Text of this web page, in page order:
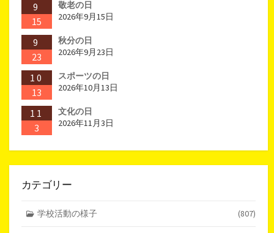
9
15
敬老の日
2026年9月15日
9
23
秋分の日
2026年9月23日
10
13
スポーツの日
2026年10月13日
11
3
文化の日
2026年11月3日
カテゴリー
学校活動の様子 (807)